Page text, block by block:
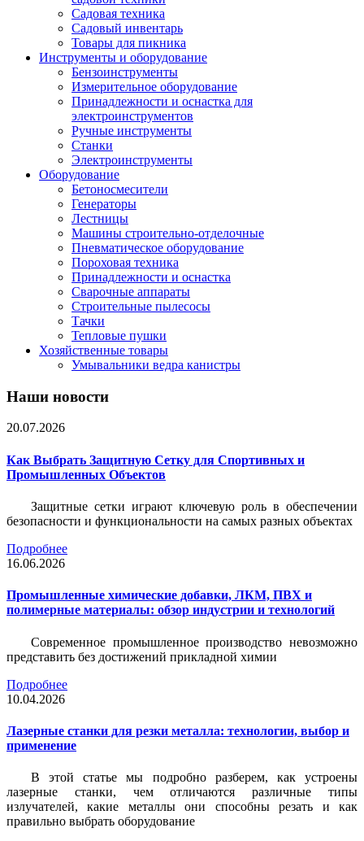
Садовая техника
Садовый инвентарь
Товары для пикника
Инструменты и оборудование
Бензоинструменты
Измерительное оборудование
Принадлежности и оснастка для
электроинструментов
Ручные инструменты
Станки
Электроинструменты
Оборудование
Бетоносмесители
Генераторы
Лестницы
Машины строительно-отделочные
Пневматическое оборудование
Пороховая техника
Принадлежности и оснастка
Сварочные аппараты
Строительные пылесосы
Тачки
Тепловые пушки
Хозяйственные товары
Умывальники ведра канистры
Наши новости
20.07.2026
Как Выбрать Защитную Сетку для Спортивных и
Промышленных Объектов
Защитные сетки играют ключевую роль в обеспечении
безопасности и функциональности на самых разных объектах
Подробнее
16.06.2026
Промышленные химические добавки, ЛКМ, ПВХ и
полимерные материалы: обзор индустрии и технологий
Современное промышленное производство невозможно
представить без достижений прикладной химии
Подробнее
10.04.2026
Лазерные станки для резки металла: технологии, выбор и
применение
В этой статье мы подробно разберем, как устроены
лазерные станки, чем отличаются различные типы
излучателей, какие металлы они способны резать и как
правильно выбрать оборудование